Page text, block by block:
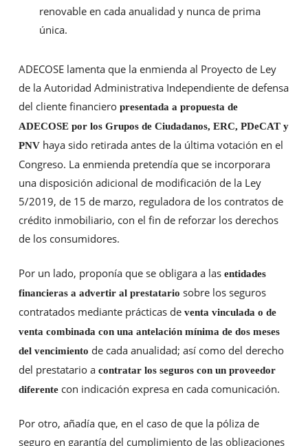
renovable en cada anualidad y nunca de prima
única.
ADECOSE lamenta que la enmienda al Proyecto de Ley
de la Autoridad Administrativa Independiente de defensa
del cliente financiero presentada a propuesta de
ADECOSE por los Grupos de Ciudadanos, ERC, PDeCAT y
PNVhaya sido retirada antes de la última votación en el
Congreso. La enmienda pretendía que se incorporara
una disposición adicional de modificación de la Ley
5/2019, de 15 de marzo, reguladora de los contratos de
crédito inmobiliario, con el fin de reforzar los derechos
de los consumidores.
Por un lado, proponía que se obligara a las entidades
financieras a advertir al prestatario sobre los seguros
contratados mediante prácticas de venta vinculada o de
venta combinada con una antelación mínima de dos meses
del vencimiento de cada anualidad; así como del derecho
del prestatario a contratar los seguros con un proveedor
diferentecon indicación expresa en cada comunicación.
Por otro, añadía que, en el caso de que la póliza de
seguro en garantía del cumplimiento de las obligaciones